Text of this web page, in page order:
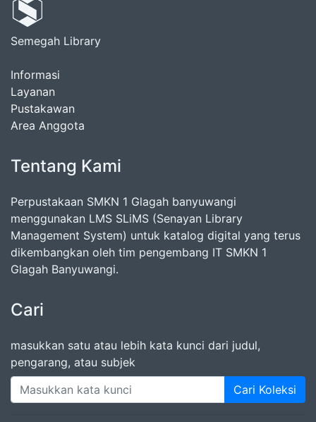
Semegah Library
Informasi
Layanan
Pustakawan
Area Anggota
Tentang Kami
Perpustakaan SMKN 1 Glagah banyuwangi
menggunakan LMS SLiMS (Senayan Library
Management System) untuk katalog digital yang terus
dikembangkan oleh tim pengembang IT SMKN 1
Glagah Banyuwangi.
Cari
masukkan satu atau lebih kata kunci dari judul,
pengarang, atau subjek
Cari Koleksi